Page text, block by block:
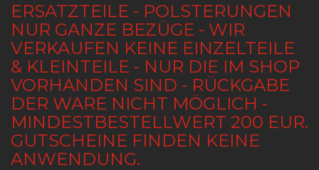
ERSATZTEILE - POLSTERUNGEN
NUR GANZE BEZÜGE - WIR
VERKAUFEN KEINE EINZELTEILE
& KLEINTEILE - NUR DIE IM SHOP
VORHANDEN SIND - RÜCKGABE
DER WARE NICHT MÖGLICH -
MINDESTBESTELLWERT 200 EUR.
GUTSCHEINE FINDEN KEINE
ANWENDUNG.